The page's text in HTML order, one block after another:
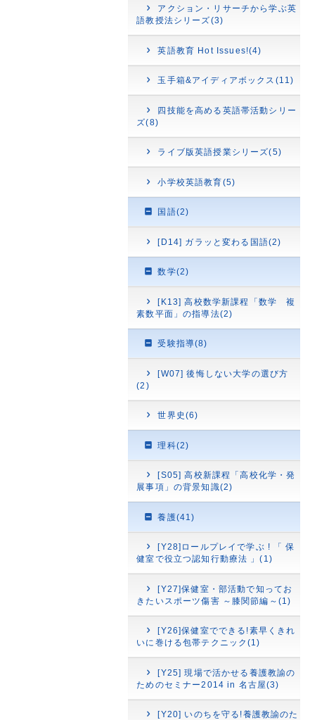
アクション・リサーチから学ぶ英
語教授法シリーズ(3)
英語教育 Hot Issues!(4)
玉手箱&アイディアボックス(11)
四技能を高める英語帯活動シリー
ズ(8)
ライブ版英語授業シリーズ(5)
小学校英語教育(5)
国語(2)
[D14] ガラッと変わる国語(2)
数学(2)
[K13] 高校数学新課程「数学 複
素数平面」の指導法(2)
受験指導(8)
[W07] 後悔しない大学の選び方
(2)
世界史(6)
理科(2)
[S05] 高校新課程「高校化学・発
展事項」の背景知識(2)
養護(41)
[Y28]ロールプレイで学ぶ ! 「 保
健室で役立つ認知行動療法 」(1)
[Y27]保健室・部活動で知ってお
きたいスポーツ傷害 ～膝関節編～(1)
[Y26]保健室でできる!素早くきれ
いに巻ける包帯テクニック(1)
[Y25] 現場で活かせる養護教諭の
ためのセミナー2014 in 名古屋(3)
[Y20] いのちを守る!養護教諭のた